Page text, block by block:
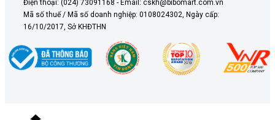
Điện thoại: (024) 73091168 - Email: cskh@bibomart.com.vn
Mã số thuế / Mã số doanh nghiệp: 0108024302, Ngày cấp:
16/10/2017, Sở KHĐTHN